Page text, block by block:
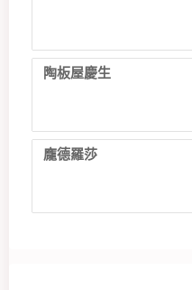
陶板屋慶生
龐德羅莎